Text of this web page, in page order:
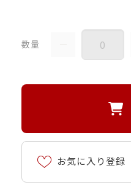
数量
お気に入り登録